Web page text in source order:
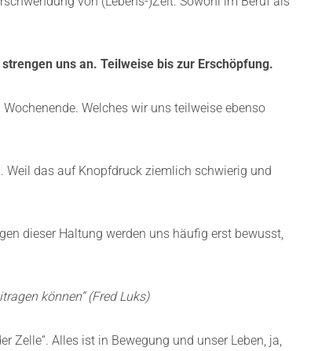
uns an. Teilweise bis zur Erschöpfung.
Welches wir uns teilweise ebenso
das auf Knopfdruck ziemlich schwierig und
dieser Haltung werden uns häufig erst bewusst,
können“ (Fred Luks)
Zelle“. Alles ist in Bewegung und unser Leben, ja,